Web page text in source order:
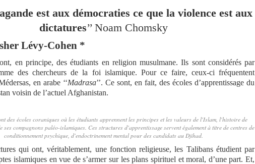
est aux démocraties ce que la violence est aux
dictatures’’ Noam Chomsky
Lévy-Cohen *
en principe, des étudiants en religion musulmane. Ils sont considérés par
des chercheurs de la foi islamique. Pour ce faire, ceux-ci fréquentent
en arabe ‘‘Madrasa’’. Ce sont, en fait, des écoles d’apprentissage du
voisin de l’actuel Afghanistan.
des écoles coraniques où les étudiants apprennent les principes et les valeurs de l'Islam, l'histoire de
ses compagnons paléo-islamiques. Ces structures d'apprentissage servent également à titre de centres de
conditionnement psychique, d'endoctrinement mental pour des candidats au Djihad.
qui ont, véritablement, une fonction religieuse, les Talibans étudient par
islamiques en vue de s’armer sur les plans spirituel et moral, d’une part. Et,